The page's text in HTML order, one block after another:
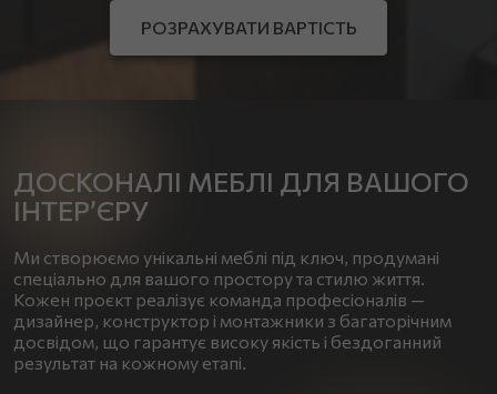
РОЗРАХУВАТИ ВАРТІСТЬ
ДОСКОНАЛІ МЕБЛІ ДЛЯ ВАШОГО
ІНТЕР’ЄРУ
Ми створюємо унікальні меблі під ключ, продумані
спеціально для вашого простору та стилю життя.
Кожен проєкт реалізує команда професіоналів —
дизайнер, конструктор і монтажники з багаторічним
досвідом, що гарантує високу якість і бездоганний
результат на кожному етапі.